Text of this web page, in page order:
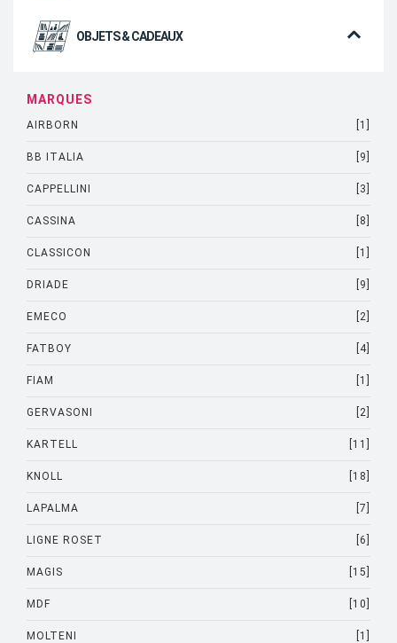
OBJETS & CADEAUX
MARQUES
AIRBORN [1]
BB ITALIA [9]
CAPPELLINI [3]
CASSINA [8]
CLASSICON [1]
DRIADE [9]
EMECO [2]
FATBOY [4]
FIAM [1]
GERVASONI [2]
KARTELL [11]
KNOLL [18]
LAPALMA [7]
LIGNE ROSET [6]
MAGIS [15]
MDF [10]
MOLTENI [1]